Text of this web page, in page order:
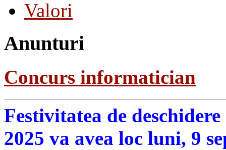
Valori
Anunturi
Concurs informatician
Festivitatea de
2025 va avea loc luni, 9